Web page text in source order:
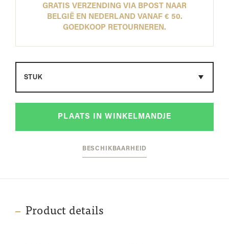
GRATIS VERZENDING VIA BPOST NAAR
BELGIË EN NEDERLAND VANAF € 50.
GOEDKOOP RETOURNEREN.
PLAATS IN WINKELMANDJE
BESCHIKBAARHEID
Product details